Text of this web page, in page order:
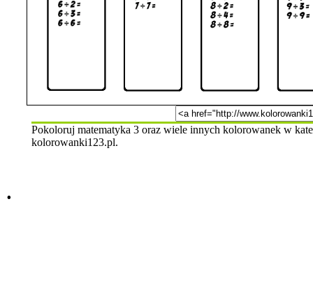
Pokoloruj matematyka 3 oraz wiele innych kolorowanek w
kolorowanki123.pl.
.